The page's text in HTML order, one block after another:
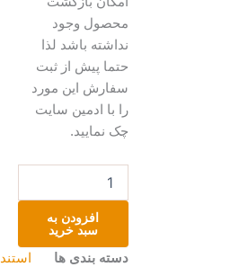
محصول وجود
نداشته باشد لذا
حتما پیش از ثبت
سفارش این مورد
را با ادمین سایت
چک نمایید.
افزودن به
سبد خرید
دسته بندی ها
استند,